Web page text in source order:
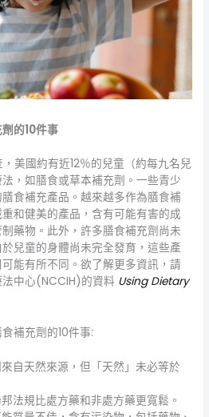
的10件事
美國約有近12％的兒童（約每九名兒
，如膳食或草本補充劑。一些青少
食補充產品。越來越多作為膳食補
和健美的產品，含有可能有害的成
藥物。此外，許多膳食補充劑尚未
兒童的身體尚未完全發育，這些產
能有所不同。欲了解更多資訊，請
中心(NCCIH)的資料 Using Dietary
補充劑的10件事:
自天然來源，但「天然」未必等於
法規比處方藥和非處方藥更寬鬆。